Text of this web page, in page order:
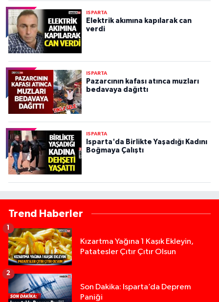
ISPARTA
Elektrik akımına kapılarak can
verdi
ISPARTA
Pazarcının kafası atınca muzları
bedavaya dağıttı
ISPARTA
Isparta'da Birlikte Yaşadığı Kadını
Boğmaya Çalıştı
Trend Haberler
Kızartma Yağına 1 Kaşık Ekleyin,
Patatesler Çıtır Çıtır Olsun
1
Son Dakika: Isparta’da Deprem
Paniği
2